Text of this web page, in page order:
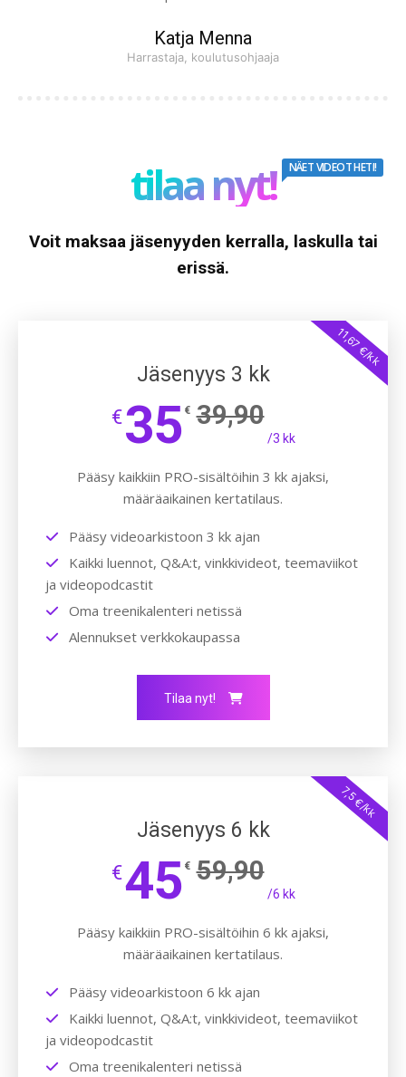
Katja Menna
Harrastaja, koulutusohjaaja
tilaa nyt! NÄET VIDEOT HETI!
Voit maksaa jäsenyyden kerralla, laskulla tai
erissä.
11,67 €/kk
Jäsenyys 3 kk
€35 € 39,90
/3 kk
Pääsy kaikkiin PRO-sisältöihin 3 kk ajaksi,
määräaikainen kertatilaus.
Pääsy videoarkistoon 3 kk ajan
Kaikki luennot, Q&A:t, vinkkivideot, teemaviikot
ja videopodcastit
Oma treenikalenteri netissä
Alennukset verkkokaupassa
Tilaa nyt!
7,5 €/kk
Jäsenyys 6 kk
€45 € 59,90
/6 kk
Pääsy kaikkiin PRO-sisältöihin 6 kk ajaksi,
määräaikainen kertatilaus.
Pääsy videoarkistoon 6 kk ajan
Kaikki luennot, Q&A:t, vinkkivideot, teemaviikot
ja videopodcastit
Oma treenikalenteri netissä